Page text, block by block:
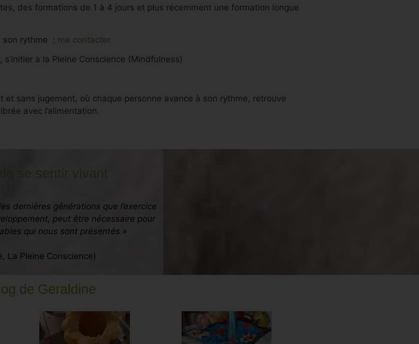
des formations de 1 à 4 jours et plus récemment une formation longue
son rythme : me contacter
à la Pleine Conscience (Mindfulness)
sans jugement, où chaque personne avance à son rythme, retrouve
avec l’alimentation.
se sentir vivant
dernières générations que l’exercice
peut être nécessaire pour
qui nous sont présentés »
La Pleine Conscience)
de Geraldine